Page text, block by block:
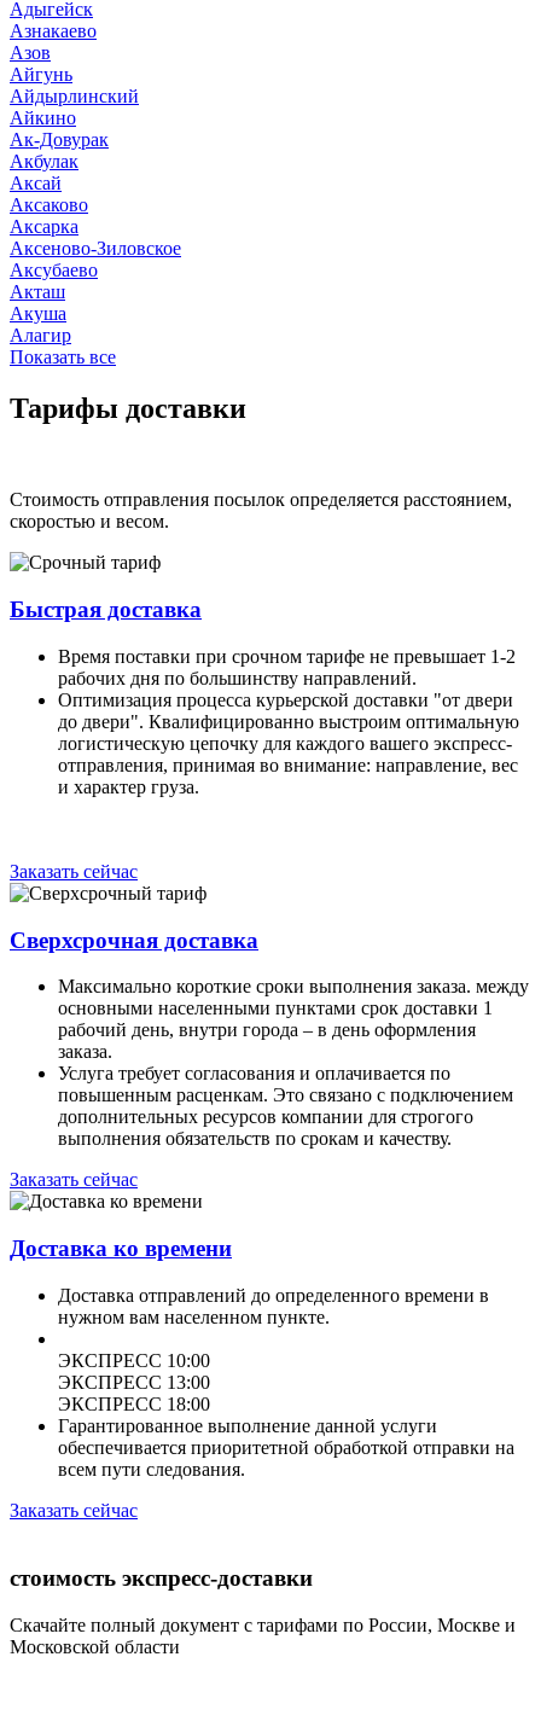
Адыгейск
Азнакаево
Азов
Айгунь
Айдырлинский
Айкино
Ак-Довурак
Акбулак
Аксай
Аксаково
Аксарка
Аксеново-Зиловское
Аксубаево
Акташ
Акуша
Алагир
Показать все
Тарифы доставки
Стоимость отправления посылок определяется расстоянием,
скоростью и весом.
Быстрая доставка
Время поставки при срочном тарифе не превышает 1-2
рабочих дня по большинству направлений.
Оптимизация процесса курьерской доставки "от двери
до двери". Квалифицированно выстроим оптимальную
логистическую цепочку для каждого вашего экспресс-
отправления, принимая во внимание: направление, вес
и характер груза.
Заказать сейчас
Сверхсрочная доставка
Максимально короткие сроки выполнения заказа. между
основными населенными пунктами срок доставки 1
рабочий день, внутри города – в день оформления
заказа.
Услуга требует согласования и оплачивается по
повышенным расценкам. Это связано с подключением
дополнительных ресурсов компании для строгого
выполнения обязательств по срокам и качеству.
Заказать сейчас
Доставка ко времени
Доставка отправлений до определенного времени в
нужном вам населенном пункте.
ЭКСПРЕСС 10:00
ЭКСПРЕСС 13:00
ЭКСПРЕСС 18:00
Гарантированное выполнение данной услуги
обеспечивается приоритетной обработкой отправки на
всем пути следования.
Заказать сейчас
стоимость экспресс-доставки
Скачайте полный документ с тарифами по России, Москве и
Московской области